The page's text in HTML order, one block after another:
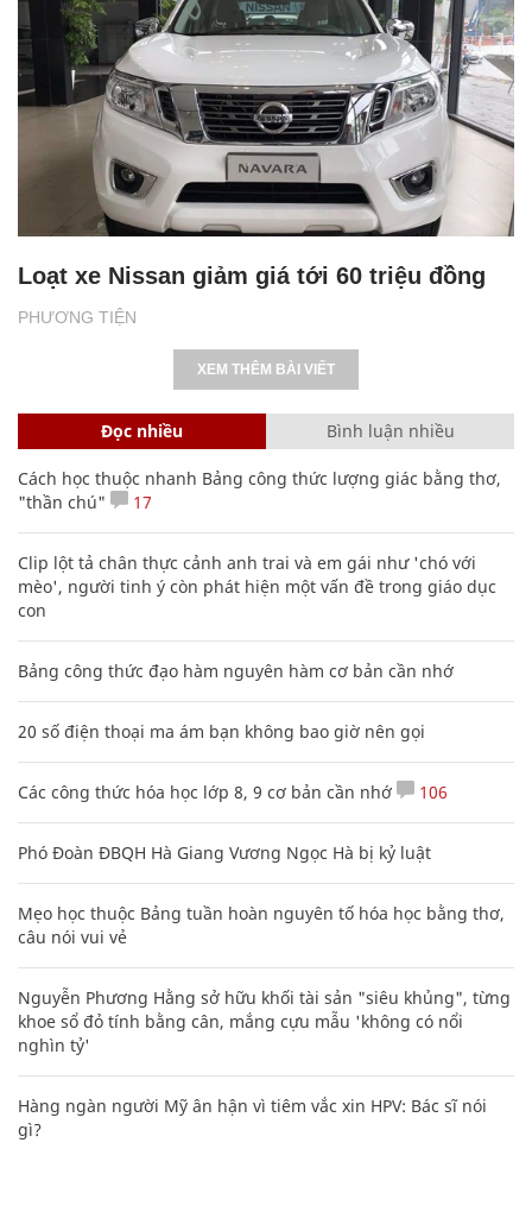
PHƯƠNG TIỆN
Loạt xe Nissan giảm giá tới 60 triệu đồng
XEM THÊM BÀI VIẾT
Đọc nhiều Bình luận nhiều
Cách học thuộc nhanh Bảng công thức lượng giác bằng thơ,
"thần chú"
17
Clip lột tả chân thực cảnh anh trai và em gái như 'chó với
mèo', người tinh ý còn phát hiện một vấn đề trong giáo dục
con
Bảng công thức đạo hàm nguyên hàm cơ bản cần nhớ
20 số điện thoại ma ám bạn không bao giờ nên gọi
Các công thức hóa học lớp 8, 9 cơ bản cần nhớ 106
Phó Đoàn ĐBQH Hà Giang Vương Ngọc Hà bị kỷ luật
Mẹo học thuộc Bảng tuần hoàn nguyên tố hóa học bằng thơ,
câu nói vui vẻ
Nguyễn Phương Hằng sở hữu khối tài sản "siêu khủng", từng
khoe sổ đỏ tính bằng cân, mắng cựu mẫu 'không có nổi
nghìn tỷ'
Hàng ngàn người Mỹ ân hận vì tiêm vắc xin HPV: Bác sĩ nói
gì?